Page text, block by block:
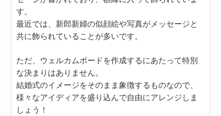
す。
最近では、新郎新婦の似顔絵や写真がメッセージと
共に飾られていることが多いです。
ただ、ウェルカムボードを作成するにあたって特別
な決まりはありません。
結婚式のイメージをそのまま象徴するものなので、
様々なアイディアを盛り込んで自由にアレンジしま
しょう！